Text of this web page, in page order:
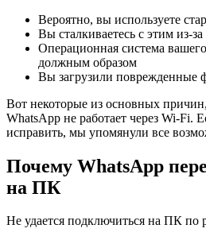
Вероятно, вы используете
Вы сталкиваетесь с этим из-
Операционная система
должным образом
Вы загрузили поврежденные
Вот некоторые из основных
WhatsApp не работает через Wi-Fi.
исправить, мы упомянули все
Почему WhatsApp
на ПК
Не удается подключиться на ПК по